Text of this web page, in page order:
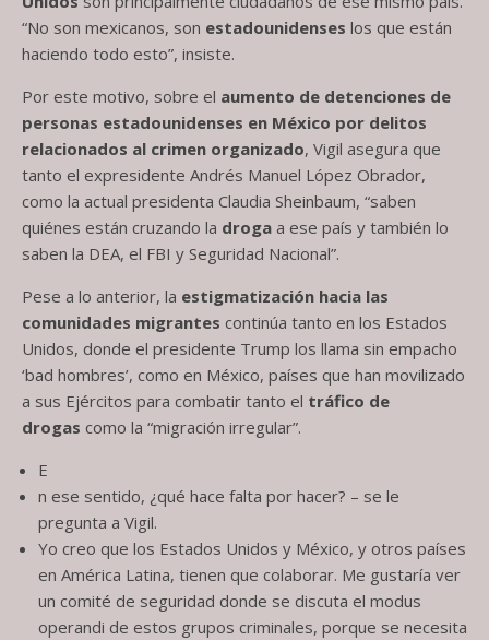
“No son mexicanos, son estadounidenses los que están
haciendo todo esto”, insiste.
Por este motivo, sobre el aumento de detenciones de
personas estadounidenses en México por delitos
relacionados al crimen organizado, Vigil asegura que
tanto el expresidente Andrés Manuel López Obrador,
como la actual presidenta Claudia Sheinbaum, “saben
quiénes están cruzando la droga a ese país y también lo
saben la DEA, el FBI y Seguridad Nacional”.
Pese a lo anterior, la estigmatización hacia las
comunidades migrantes continúa tanto en los Estados
Unidos, donde el presidente Trump los llama sin empacho
‘bad hombres’, como en México, países que han movilizado
a sus Ejércitos para combatir tanto el tráfico de
drogas como la “migración irregular”.
E
n ese sentido, ¿qué hace falta por hacer? – se le
pregunta a Vigil.
Yo creo que los Estados Unidos y México, y otros países
en América Latina, tienen que colaborar. Me gustaría ver
un comité de seguridad donde se discuta el modus
operandi de estos grupos criminales, porque se necesita